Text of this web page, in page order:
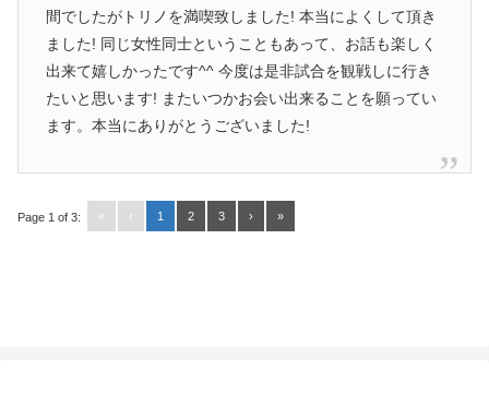
間でしたがトリノを満喫致しました! 本当によくして頂き
ました! 同じ女性同士ということもあって、お話も楽しく
出来て嬉しかったです^^ 今度は是非試合を観戦しに行き
たいと思います! またいつかお会い出来ることを願ってい
ます。本当にありがとうございました!
Page 1 of 3: « ‹ 1 2 3 › »